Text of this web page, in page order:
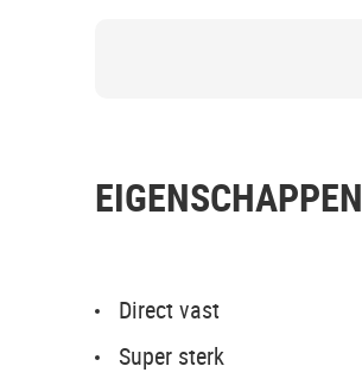
EIGENSCHAPPEN
Direct vast
Super sterk